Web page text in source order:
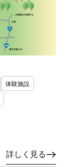
体験施設
詳しく見る